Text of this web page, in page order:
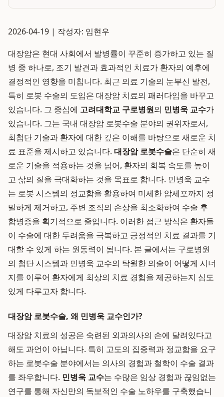
2026-04-19 | 작성자: 임현우
대장암은 현대 사회에서 발병률이 꾸준히 증가하고 있는 질
병 중 하나로, 조기 발견과 효과적인 치료가 환자의 예후에
결정적인 영향을 미칩니다. 최근 의료 기술의 눈부신 발전,
특히 로봇 수술의 도입은 대장암 치료의 패러다임을 바꾸고
있습니다. 그 중심에 고려대학교 구로병원의 민병욱 교수가
있습니다. 그는 국내 대장암 로봇수술 분야의 권위자로서,
최첨단 기술과 환자에 대한 깊은 이해를 바탕으로 새로운 치
료 표준을 제시하고 있습니다. 대장암 로봇수술은 단순히 새
로운 기술을 적용하는 것을 넘어, 환자의 회복 속도를 높이
고 삶의 질을 극대화하는 것을 목표로 합니다. 민병욱 교수
는 로봇 시스템의 정교함을 활용하여 미세한 암세포까지 정
밀하게 제거하고, 주변 조직의 손상을 최소화하여 수술 후
합병증을 획기적으로 줄입니다. 이러한 접근 방식은 환자들
이 수술에 대한 두려움을 극복하고 긍정적인 치료 결과를 기
대할 수 있게 하는 원동력이 됩니다. 본 글에서는 구로병원
의 첨단 시스템과 민병욱 교수의 탁월한 의술이 어떻게 시너
지를 이루어 환자에게 최상의 치료 경험을 제공하는지 심도
있게 다루고자 합니다.
대장암 로봇수술, 왜 민병욱 교수인가?
대장암 치료의 성공은 숙련된 외과의사의 손에 달려있다고
해도 과언이 아닙니다. 특히 고도의 집중력과 정교함을 요구
하는 로봇수술 분야에서는 의사의 경험과 철학이 수술 결과
를 좌우합니다. 민병욱 교수는 수많은 임상 경험과 끊임없는
연구를 통해 자신만의 독보적인 수술 노하우를 구축했습니